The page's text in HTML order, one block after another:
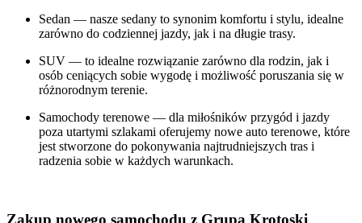
Sedan — nasze sedany to synonim komfortu i stylu, idealne
zarówno do codziennej jazdy, jak i na długie trasy.
SUV — to idealne rozwiązanie zarówno dla rodzin, jak i
osób ceniących sobie wygodę i możliwość poruszania się w
różnorodnym terenie.
Samochody terenowe — dla miłośników przygód i jazdy
poza utartymi szlakami oferujemy nowe auto terenowe, które
jest stworzone do pokonywania najtrudniejszych tras i
radzenia sobie w każdych warunkach.
Zakup nowego samochodu z Grupą Krotoski